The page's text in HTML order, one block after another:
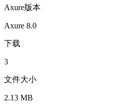
Axure版本
Axure 8.0
下载
3
文件大小
2.13 MB